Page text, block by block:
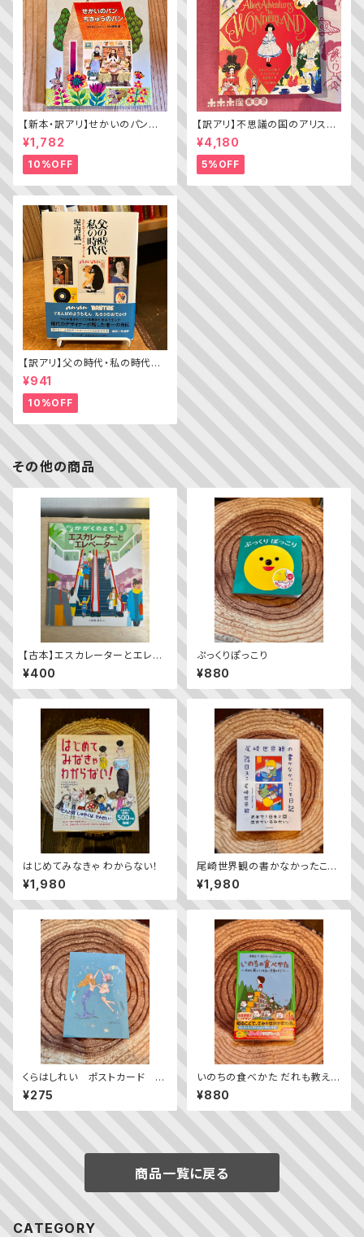
【新本・訳アリ】せかいのパン
ちきゅうのパン（普及版 かこさ
¥1,782
10%OFF
【訳アリ】不思議の国のアリス（A
lice’s Adventures in WOND
ERLAND）
¥4,180
5%OFF
【訳アリ】父の時代・私の時代
─わがエディトリアル・デザイン
史
¥941
10%OFF
その他の商品
【古本】エスカレーターとエレベ
ーター（かがくのとも 2016年
3月号）
¥400
ぷっくりぽっこり
¥880
はじめてみなきゃ わからない！
¥1,980
尾崎世界観の書かなかったこと
日記
¥1,980
くらはしれい ポストカード 人
魚とダンス
¥275
いのちの食べかた だれも教えて
くれない、世界のヒミツ
¥880
商品一覧に戻る
CATEGORY